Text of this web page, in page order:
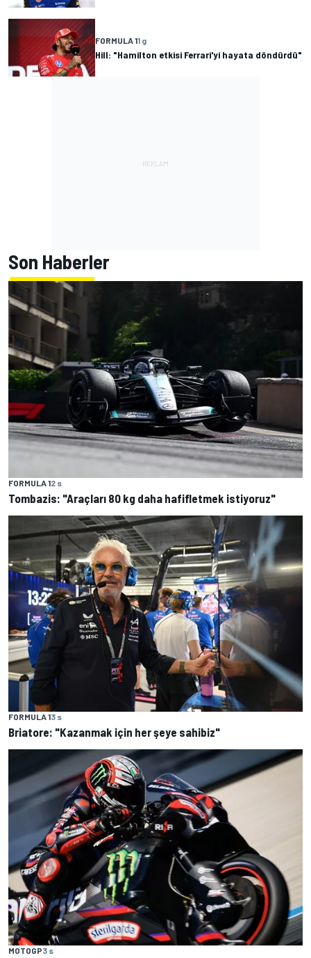
FORMULA 11 g
Hill: "Hamilton etkisi Ferrari'yi hayata döndürdü"
Son Haberler
FORMULA 12 s
Tombazis: "Araçları 80 kg daha hafifletmek istiyoruz"
FORMULA 13 s
Briatore: "Kazanmak için her şeye sahibiz"
MOTOGP3 s